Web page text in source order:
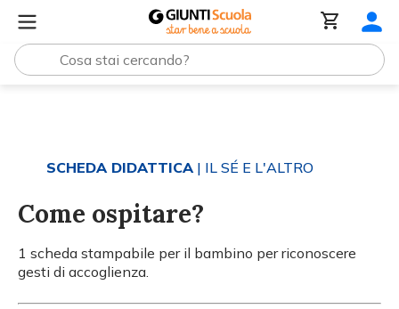
SCHEDA DIDATTICA| IL SÉ E L'ALTRO
Come ospitare?
1 scheda stampabile per il bambino per riconoscere
gesti di accoglienza.